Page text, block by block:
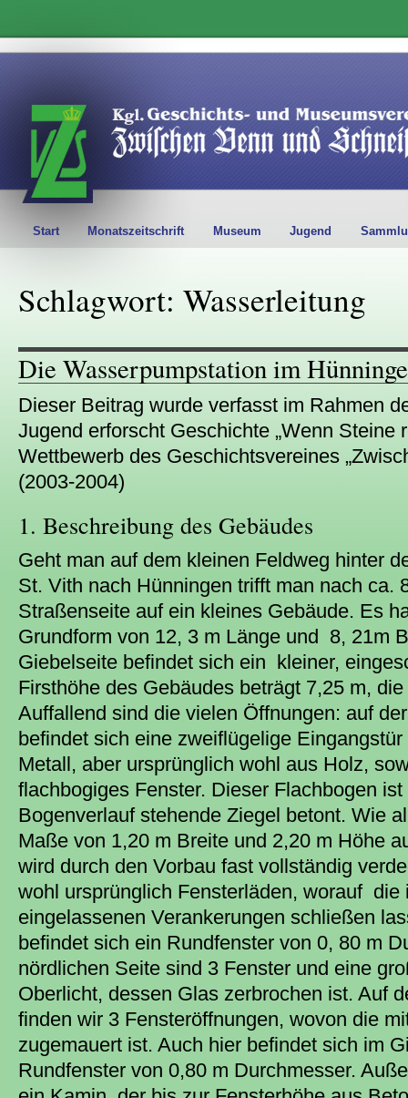
Start Monatszeitschrift Museum Jugend
Schlagwort: Wasserleitung
Die Wasserpumpstation im
Dieser Beitrag wurde verfasst im Rahmen
Jugend erforscht Geschichte „Wenn
Wettbewerb des Geschichtsvereines
(2003-2004)
1. Beschreibung des Gebäudes
Geht man auf dem kleinen Feldweg hinter
St. Vith nach Hünningen trifft man nach ca.
Straßenseite auf ein kleines Gebäude. Es
Grundform von 12, 3 m Länge und 8, 21m
Giebelseite befindet sich ein kleiner,
Firsthöhe des Gebäudes beträgt 7,25 m,
Auffallend sind die vielen Öffnungen: auf
befindet sich eine zweiflügelige
Metall, aber ursprünglich wohl aus Holz,
flachbogiges Fenster. Dieser Flachbogen
Bogenverlauf stehende Ziegel betont. Wie
Maße von 1,20 m Breite und 2,20 m Höhe
wird durch den Vorbau fast vollständig
wohl ursprünglich Fensterläden, worauf die
eingelassenen Verankerungen schließen
befindet sich ein Rundfenster von 0, 80 m
nördlichen Seite sind 3 Fenster und eine
Oberlicht, dessen Glas zerbrochen ist. Auf
finden wir 3 Fensteröffnungen, wovon die
zugemauert ist. Auch hier befindet sich im
Rundfenster von 0,80 m Durchmesser.